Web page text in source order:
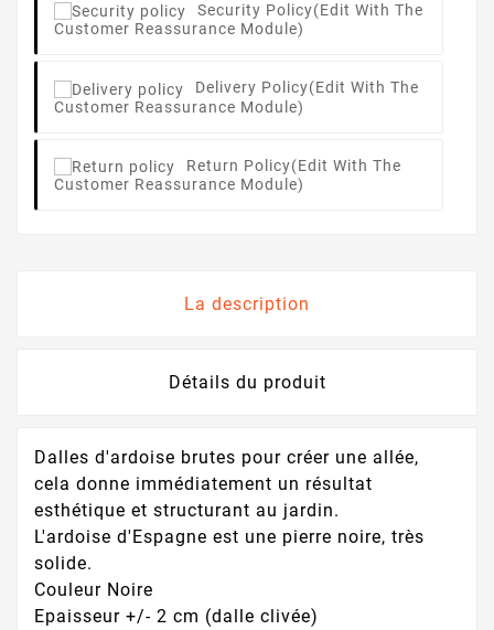
Security Policy(edit With The
Customer Reassurance Module)
Delivery Policy(edit With The
Customer Reassurance Module)
Return Policy(edit With The
Customer Reassurance Module)
La description
Détails du produit
Dalles d'ardoise brutes pour créer une allée,
cela donne immédiatement un résultat
esthétique et structurant au jardin.
L'ardoise d'Espagne est une pierre noire, très
solide.
Couleur Noire
Epaisseur +/- 2 cm (dalle clivée)